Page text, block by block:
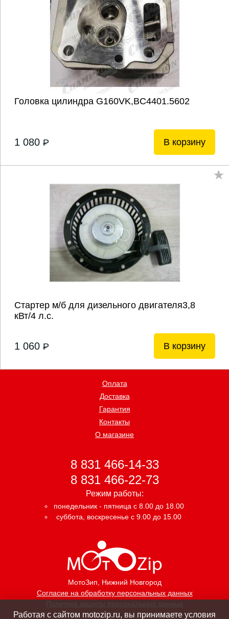
Головка цилиндра G160VK,BC4401.5602
1 080 P В корзину
Стартер м/б для дизельного двигателя3,8
кВт/4 л.с.
1 060 P В корзину
МотоЗип, Нижний Новгород
Согласие на обработку персональных данных
Политика защиты персональных данных
Оплата
Доставка
Гарантия
Контакты
О магазине
8 831 466-14-33
8 831 466-22-73
Режим работы:
понедельник - пятница с 8.00 до 18.00
суббота, воскресенье с 9.00 до 15.00
Работая с сайтом motozip.ru, вы принимаете условия